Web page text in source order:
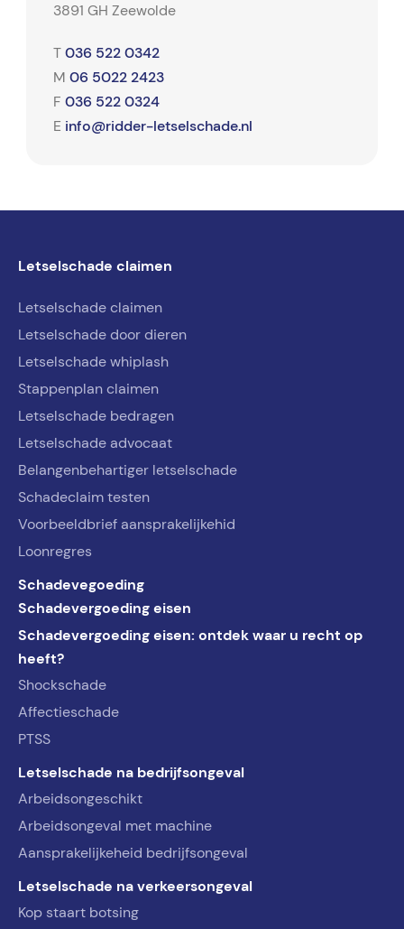
3891 GH Zeewolde
T 036 522 0342
M 06 5022 2423
F 036 522 0324
E info@ridder-letselschade.nl
Letselschade claimen
Letselschade claimen
Letselschade door dieren
Letselschade whiplash
Stappenplan claimen
Letselschade bedragen
Letselschade advocaat
Belangenbehartiger letselschade
Schadeclaim testen
Voorbeeldbrief aansprakelijkehid
Loonregres
Schadevegoeding
Schadevergoeding eisen
Schadevergoeding eisen: ontdek waar u recht op
heeft?
Shockschade
Affectieschade
PTSS
Letselschade na bedrijfsongeval
Arbeidsongeschikt
Arbeidsongeval met machine
Aansprakelijkeheid bedrijfsongeval
Letselschade na verkeersongeval
Kop staart botsing